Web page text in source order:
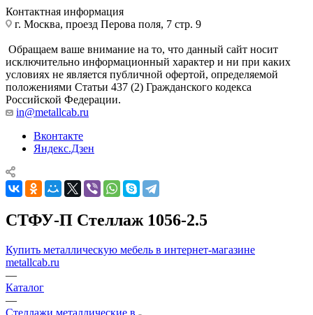
Контактная информация
г. Москва, проезд Перова поля, 7 стр. 9
Обращаем ваше внимание на то, что данный сайт носит
исключительно информационный характер и ни при каких
условиях не является публичной офертой, определяемой
положениями Статьи 437 (2) Гражданского кодекса
Российской Федерации.
in@metallcab.ru
Вконтакте
Яндекс.Дзен
СТФУ-П Стеллаж 1056-2.5
Купить металлическую мебель в интернет-магазине
metallcab.ru
—
Каталог
—
Стеллажи металлические в